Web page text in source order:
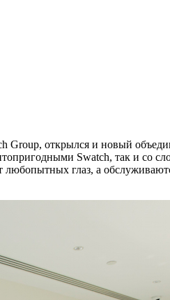
Group, открылся и новый
Swatch, так и со
глаз, а